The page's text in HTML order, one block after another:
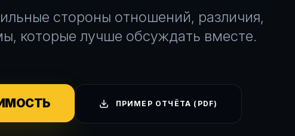
стороны отношений, различия,
которые лучше обсуждать вместе.
ПРИМЕР ОТЧЁТА (PDF)